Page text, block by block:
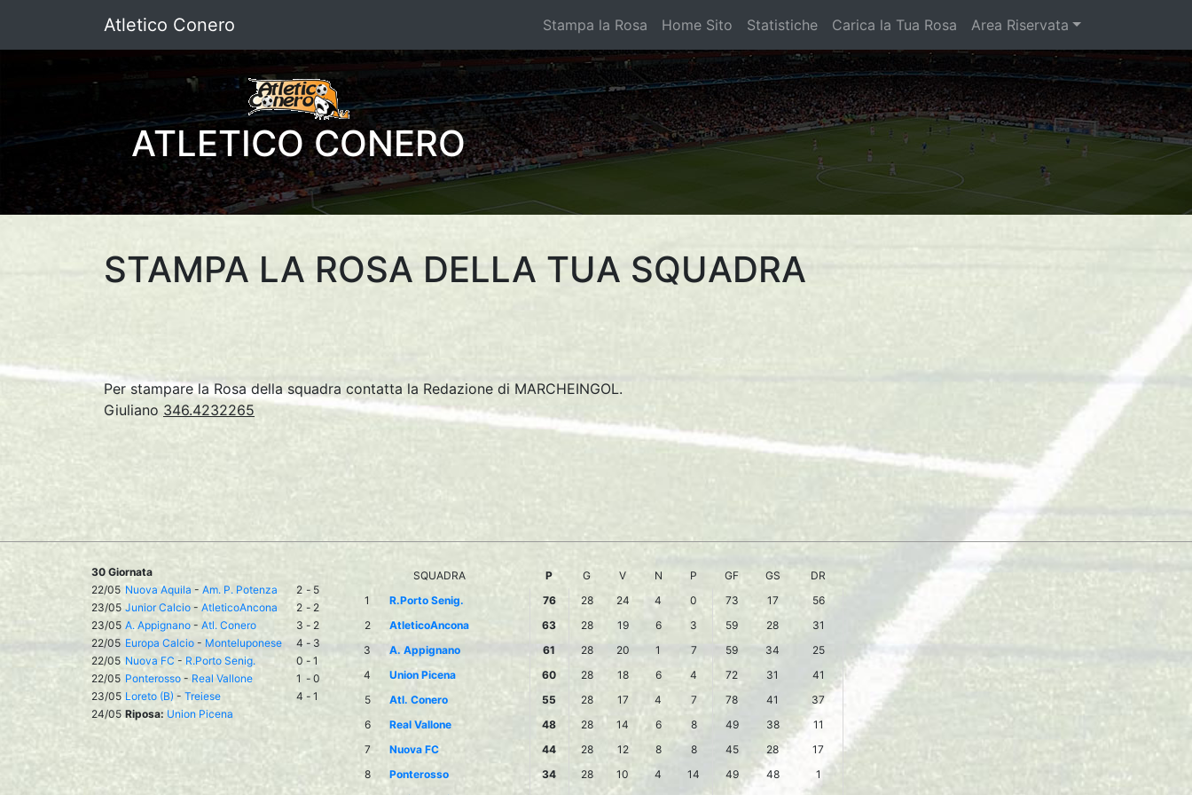
Atletico Conero Stampa la Rosa Home Sito Statistiche Carica la Tua Rosa Area Riservata
ATLETICO CONERO
STAMPA LA ROSA DELLA TUA SQUADRA
Per stampare la Rosa della squadra contatta la Redazione di MARCHEINGOL.
Giuliano 346.4232265
30 Giornata
22/05 Nuova Aquila - Am. P. Potenza 2 - 5
23/05 Junior Calcio - AtleticoAncona 2 - 2
23/05 A. Appignano - Atl. Conero 3 - 2
22/05 Europa Calcio - Monteluponese 4 - 3
22/05 Nuova FC - R.Porto Senig. 0 - 1
22/05 Ponterosso - Real Vallone 1 - 0
23/05 Loreto (B) - Treiese 4 - 1
24/05 Riposa: Union Picena
SQUADRA P G V N P GF GS
DR
1
R.Porto Senig. 76 28 24 4 0 73 17
56
2
AtleticoAncona 63 28 19 6 3 59 28
31
3
A. Appignano 61 28 20 1 7 59 34
25
4
Union Picena 60 28 18 6 4 72 31
41
5
Atl. Conero 55 28 17 4 7 78 41
37
6
Real Vallone 48 28 14 6 8 49 38
11
7
Nuova FC 44 28 12 8 8 45 28
17
8
Ponterosso 34 28 10 4 14 49 48
1